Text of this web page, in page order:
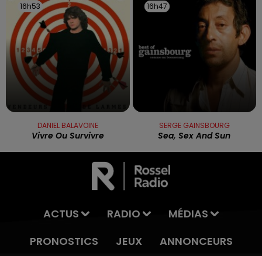
16h53
16h53
DANIEL BALAVOINE
Vivre Ou Survivre
16h47
16h47
SERGE GAINSBOURG
Sea, Sex And Sun
ACTUS RADIO
MÉDIAS
PRONOSTICS
JEUX ANNONCEURS